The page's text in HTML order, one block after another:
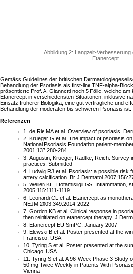
Abbildung 2: Langzeit-Verbesserung
Etanercept
Gemäss Guidelines der britischen
Behandlung der Psoriasis als first-line TNF-alpha-
präsentierte Prof. A. Giannetti noch 5 Fälle, welche
Etanercept in verschiedensten Situationen, inklusive
Einsatz früherer Biologika, eine gut verträgliche und
Behandlung der moderaten bis schweren Psoriasis ist.
Referenzen
1. de Rie MA et al. Overview of psoriasis.
2. Krueger G et al. The impact of psoriasis
National Psoriasis Foundation patient-
2001;137:280-284
3. Augustin, Krueger, Radtke, Reich. Survey
practices. Submitted
4. Ludwig RJ et al. Psoriasis: a possible risk
artery calcification. Br J Dermatol
5. Wellen KE, Hotamisligil GS. Inflammation,
2005;115:1111-1119
6. Leonardi CL et al. Etanercept as
NEJM 2003;349:2014-2022
7. Gordon KB et al. Clinical response in
then reinitiated on etanercept therapy. J
8. Etanercept EU SmPC, January 2007
9. Elewski B et al. Poster presented at the
Francisco, USA
10. Tyring S et al. Poster presented at the
Chicago, USA
11. Tyring S et al. A 96-Week Phase 3 Study
50 mg Twice Weekly in Patients With
Vienna